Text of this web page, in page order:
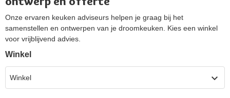
Onze ervaren keuken adviseurs helpen je graag bij het
samenstellen en ontwerpen van je droomkeuken. Kies een winkel
voor vrijblijvend advies.
Winkel
Winkel